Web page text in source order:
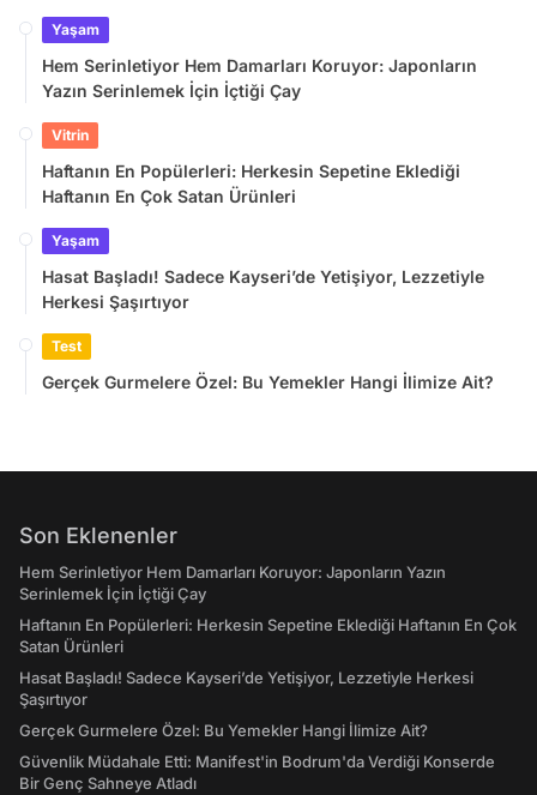
Yaşam
Hem Serinletiyor Hem Damarları Koruyor: Japonların
Yazın Serinlemek İçin İçtiği Çay
Vitrin
Haftanın En Popülerleri: Herkesin Sepetine Eklediği
Haftanın En Çok Satan Ürünleri
Yaşam
Hasat Başladı! Sadece Kayseri’de Yetişiyor, Lezzetiyle
Herkesi Şaşırtıyor
Test
Gerçek Gurmelere Özel: Bu Yemekler Hangi İlimize Ait?
Son Eklenenler
Hem Serinletiyor Hem Damarları Koruyor: Japonların Yazın
Serinlemek İçin İçtiği Çay
Haftanın En Popülerleri: Herkesin Sepetine Eklediği Haftanın En Çok
Satan Ürünleri
Hasat Başladı! Sadece Kayseri’de Yetişiyor, Lezzetiyle Herkesi
Şaşırtıyor
Gerçek Gurmelere Özel: Bu Yemekler Hangi İlimize Ait?
Güvenlik Müdahale Etti: Manifest'in Bodrum'da Verdiği Konserde
Bir Genç Sahneye Atladı